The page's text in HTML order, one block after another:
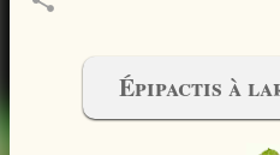
Épipactis à